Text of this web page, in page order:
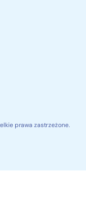
prawa zastrzeżone.